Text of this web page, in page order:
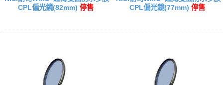
CPL偏光鏡(82mm) 停售
CPL偏光鏡(77mm) 停售